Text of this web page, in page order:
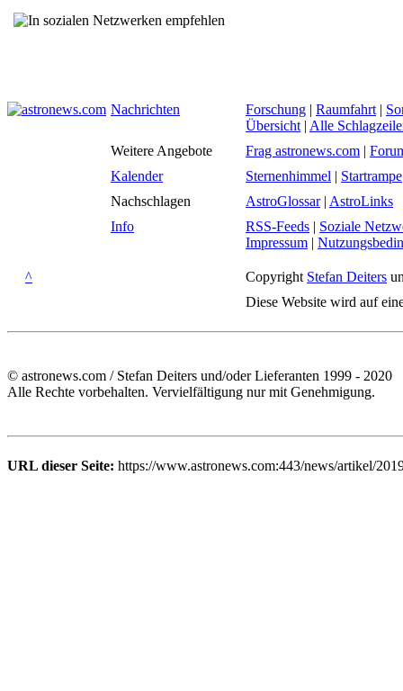
Nachrichten Forschung | Raumfahrt |
Übersicht | Alle
Weitere Angebote
Frag astronews.com |
Kalender
Sternenhimmel | Startrampe
Nachschlagen
AstroGlossar| AstroLinks
Info
RSS-Feeds | Soziale
Impressum |
^ Copyright Stefan Deiters
Diese Website wird auf
© astronews.com / Stefan Deiters und/oder Lieferanten 1999 - 2020
Alle Rechte vorbehalten. Vervielfältigung nur mit Genehmigung.
URL dieser Seite: https://www.astronews.com:443/news/artikel/